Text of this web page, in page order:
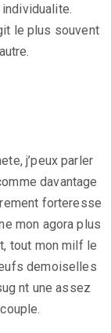
le plus souvent
j’peux parler
davantage
forteresse
mon agora plus
tout mon milf le
demoiselles
nt une assez